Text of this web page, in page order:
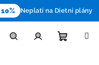
Neplatí na Dietní plány